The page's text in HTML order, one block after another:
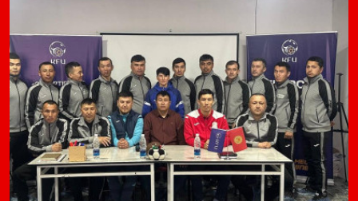
ОТЕЧЕСТВЕНННЫЕ СУДЬИ ПРОХОДЯТ
ВТОРОЙ ЭТАП ОБУЧЕНИЯ
ИСПОЛЬЗОВАНИЮ СИСТЕМЫ VAR
25-07-2024